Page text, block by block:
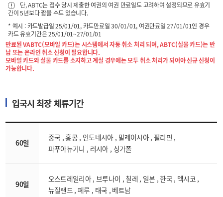
단, ABTC는 접수 당시 제출한 여권의 여권 만료일도 고려하여 설정되므로 유효기
간이 5년보다 짧을 수도 있습니다.
* 예시 : 카드발급일 25/01/01, 카드만료일 30/01/01, 여권만료일 27/01/01인 경우
카드 유효기간은 25/01/01~27/01/01
만료된 VABTC(모바일 카드)는 시스템에서 자동 취소 처리 되며, ABTC(실물 카드)는 반
납 또는 온라인 취소 신청이 필요합니다.
모바일 카드와 실물 카드를 소지하고 계실 경우에는 모두 취소 처리가 되어야 신규 신청이
가능합니다.
입국시 최장 체류기간
60일
중국 , 홍콩 , 인도네시아 , 말레이시아 , 필리핀 ,
파푸아뉴기니 , 러시아 , 싱가폴
90일
오스트레일리아 , 브루나이 , 칠레 , 일본 , 한국 , 멕시코 ,
뉴질랜드 , 페루 , 태국 , 베트남